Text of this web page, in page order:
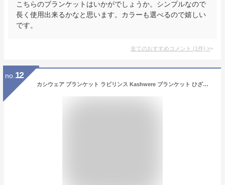
こちらのブランケットはいかがでしょうか。シンプルなので
長く使用出来るかなと思います。カラーも選べるので嬉しい
です。
全てのおすすめコメント (1件) >
no. 12
カシウェア ブランケット ラビリンス Kashwere ブランケット ひざ掛け タオルケット ラビリンス柄 大判 ソファー リビング 高級 毛布 ふわふわ もこもこ おしゃれ おすすめ 出産祝い 結婚祝い 新築祝い ギフト 贈り物 誕生日プレゼント プレゼント 彼氏 彼女 芸能人